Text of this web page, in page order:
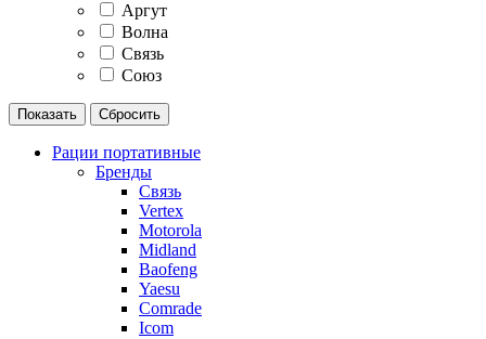
Аргут
Волна
Связь
Союз
Рации портативные
Бренды
Связь
Vertex
Motorola
Midland
Baofeng
Yaesu
Comrade
Icom